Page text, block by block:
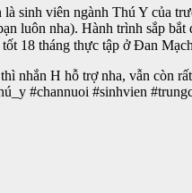
là sinh viên ngành Thú Y của
luôn nha). Hành trình sắp
18 tháng thực tập ở Đan
nhắn H hỗ trợ nha, vẫn còn
#channuoi #sinhvien